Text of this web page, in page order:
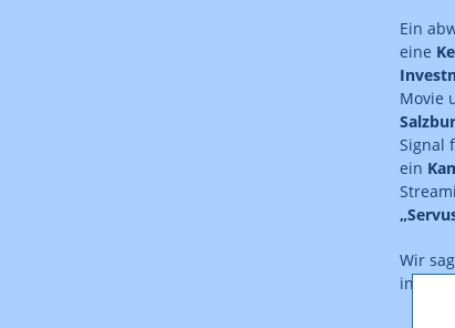
Ein
eine
Movie
Signal
ein
Wir
in